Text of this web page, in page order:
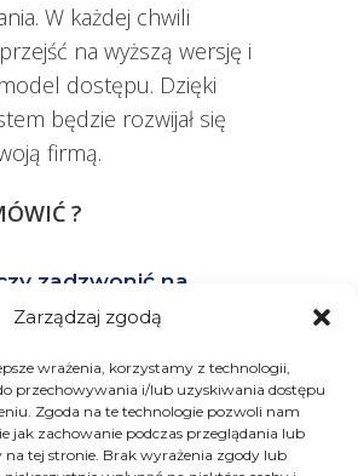
Zarządzaj zgodą
wrażenia, korzystamy z technologii,
przechowywania i/lub uzyskiwania dostępu
Zgoda na te technologie pozwoli nam
jak zachowanie podczas przeglądania lub
tej stronie. Brak wyrażenia zgody lub
W każdej chwili
na wyższą wersję i
dostępu. Dzięki
będzie rozwijał się
firmą.
?
zadzwonić na
28 25 000 lub
a nasi konsultanci
na
i zajmą się